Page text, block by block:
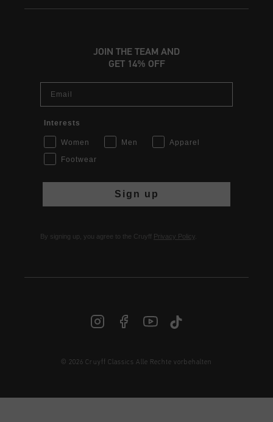
DE | € EUR
JOIN THE TEAM AND
GET 14% OFF
Interests
Women Men
Apparel
Footwear
Sign up
By signing up, you agree to the Cruyff Privacy Policy
© 2026 Cruyff Classics Alle Rechte vorbehalten